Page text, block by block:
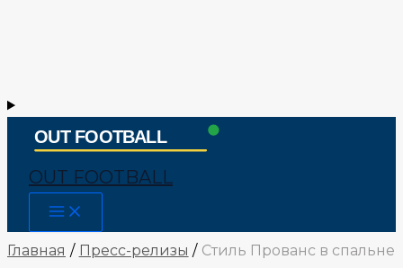
OUT FOOTBALL
Main
Menu
Главная
Пресс-релизы Стиль Прованс в спальне